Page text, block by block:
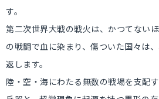
す。
第二次世界大戦の戦火は、かつてない
の戦闘で血に染まり、傷ついた国々は
返します。
陸・空・海にわたる無数の戦場を支配